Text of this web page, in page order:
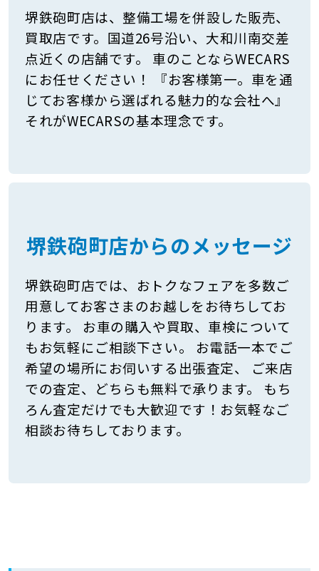
堺鉄砲町店は、整備工場を併設した販売、
買取店です。国道26号沿い、大和川南交差
点近くの店舗です。 車のことならWECARS
にお任せください！ 『お客様第一。車を通
じてお客様から選ばれる魅力的な会社へ』
それがWECARSの基本理念です。
堺鉄砲町店からのメッセージ
堺鉄砲町店では、おトクなフェアを多数ご
用意してお客さまのお越しをお待ちしてお
ります。 お車の購入や買取、車検について
もお気軽にご相談下さい。 お電話一本でご
希望の場所にお伺いする出張査定、 ご来店
での査定、どちらも無料で承ります。 もち
ろん査定だけでも大歓迎です！お気軽なご
相談お待ちしております。